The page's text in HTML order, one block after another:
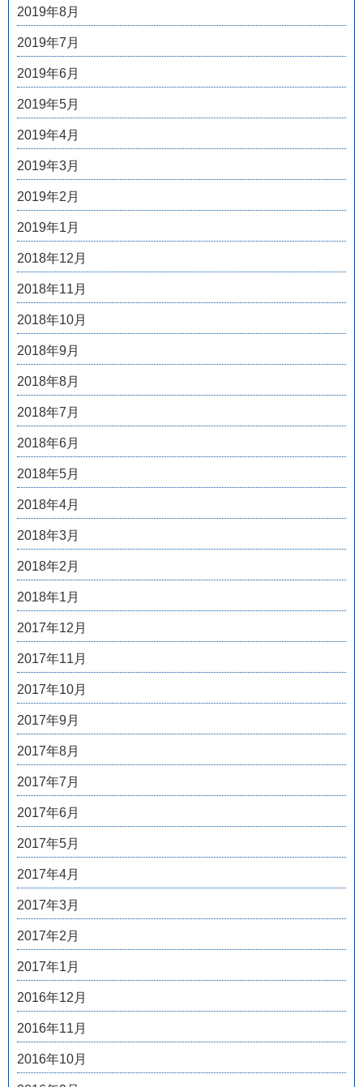
2019年8月
2019年7月
2019年6月
2019年5月
2019年4月
2019年3月
2019年2月
2019年1月
2018年12月
2018年11月
2018年10月
2018年9月
2018年8月
2018年7月
2018年6月
2018年5月
2018年4月
2018年3月
2018年2月
2018年1月
2017年12月
2017年11月
2017年10月
2017年9月
2017年8月
2017年7月
2017年6月
2017年5月
2017年4月
2017年3月
2017年2月
2017年1月
2016年12月
2016年11月
2016年10月